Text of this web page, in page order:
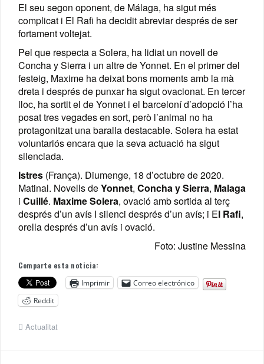
El seu segon oponent, de Málaga, ha sigut més
complicat i El Rafi ha decidit abreviar després de ser
fortament voltejat.
Pel que respecta a Solera, ha lidiat un novell de
Concha y Sierra i un altre de Yonnet. En el primer del
festeig, Maxime ha deixat bons moments amb la mà
dreta i després de punxar ha sigut ovacionat. En tercer
lloc, ha sortit el de Yonnet i el barceloní d’adopció l’ha
posat tres vegades en sort, però l’animal no ha
protagonitzat una baralla destacable. Solera ha estat
voluntariós encara que la seva actuació ha sigut
silenciada.
Istres (França). Diumenge, 18 d’octubre de 2020.
Matinal. Novells deYonnet, Concha y Sierra, Malaga
i Cuillé. Maxime Solera, ovació amb sortida al terç
després d’un avís I silenci després d’un avís; i El Rafi,
orella després d’un avís i ovació.
Foto: Justine Messina
Comparte esta noticia:
Imprimir
Correo electrónico
Reddit
Actualitat